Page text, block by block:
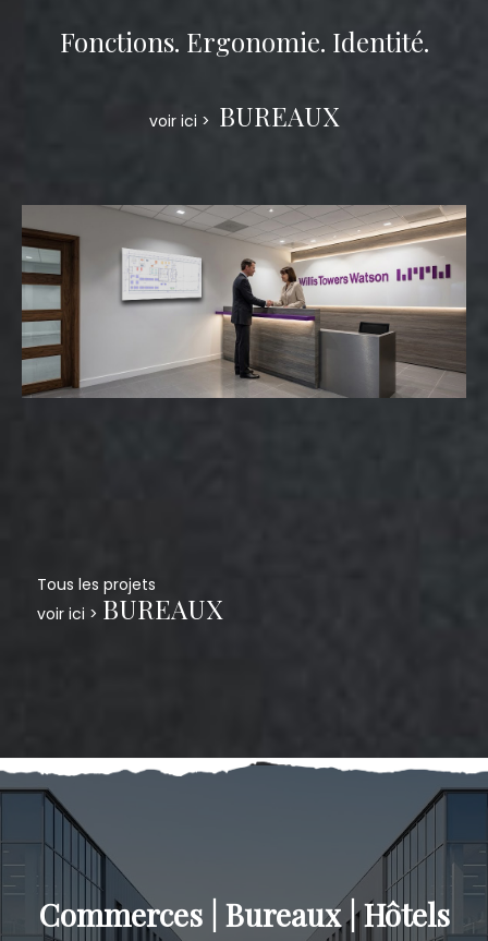
Fonctions. Ergonomie. Identité.
voir ici > BUREAUX
Tous les projets
voir ici > BUREAUX
Commerces | Bureaux | Hôtels